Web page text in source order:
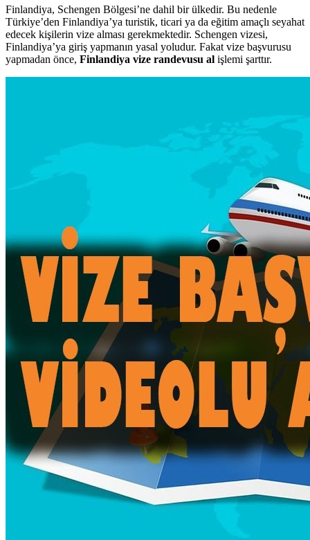
Finlandiya, Schengen Bölgesi’ne dahil bir ülkedir. Bu nedenle
Türkiye’den Finlandiya’ya turistik, ticari ya da eğitim amaçlı seyahat
edecek kişilerin vize alması gerekmektedir. Schengen vizesi,
Finlandiya’ya giriş yapmanın yasal yoludur. Fakat vize başvurusu
yapmadan önce, Finlandiya vize randevusu al işlemi şarttır.